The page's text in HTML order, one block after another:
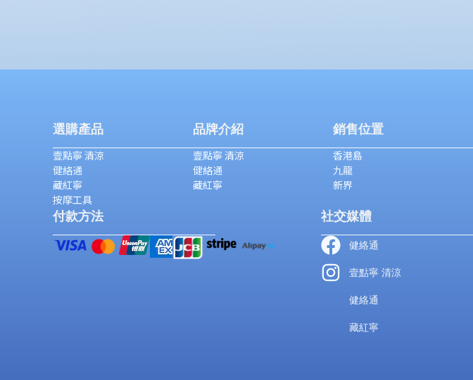
選購產品
壹點寧 清涼
健絡通
藏紅寧
按摩工具
品牌介紹
壹點寧 清涼
健絡通
藏紅寧
銷售位置
香港島
九龍
新界
付款方法 社交媒體
健絡通
壹點寧 清涼
健絡通
藏紅寧